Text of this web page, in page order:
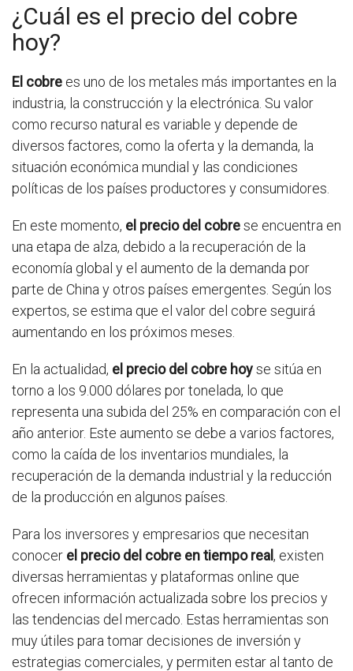
¿Cuál es el precio del cobre
hoy?
El cobre es uno de los metales más importantes en la
industria, la construcción y la electrónica. Su valor
como recurso natural es variable y depende de
diversos factores, como la oferta y la demanda, la
situación económica mundial y las condiciones
políticas de los países productores y consumidores.
En este momento, el precio del cobrese encuentra en
una etapa de alza, debido a la recuperación de la
economía global y el aumento de la demanda por
parte de China y otros países emergentes. Según los
expertos, se estima que el valor del cobre seguirá
aumentando en los próximos meses.
En la actualidad, el precio del cobre hoyse sitúa en
torno a los 9.000 dólares por tonelada, lo que
representa una subida del 25% en comparación con el
año anterior. Este aumento se debe a varios factores,
como la caída de los inventarios mundiales, la
recuperación de la demanda industrial y la reducción
de la producción en algunos países.
Para los inversores y empresarios que necesitan
conocer el precio del cobre en tiempo real, existen
diversas herramientas y plataformas online que
ofrecen información actualizada sobre los precios y
las tendencias del mercado. Estas herramientas son
muy útiles para tomar decisiones de inversión y
estrategias comerciales, y permiten estar al tanto de